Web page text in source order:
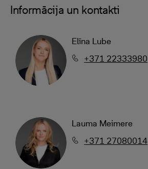
Informācija un kontakti
Elīna Lube
+371 22333980
Lauma Meimere
+371 27080014